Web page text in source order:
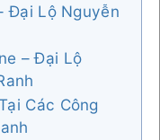
Đại Lộ Nguyễn
– Đại Lộ
Các Công